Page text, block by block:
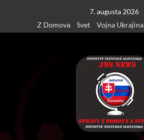
content
7. augusta 2026
Z Domova
Svet Vojna Ukrajina